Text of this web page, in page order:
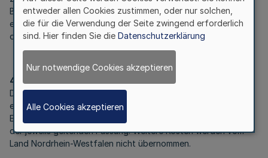
Berufungsperiode aus, so beruft das Ministerium
entsprechend der Vorgaben der Nummer 2 eine Nachfolgerin
oder einen Nachfolger für den Rest der Berufungsperiode.
4
Die Mitglieder des Beirats sind ehrenamtlich tätig. Sie erhalten
eine Entschädigung nach dem Ausschußmitglieder-
Entschädigungsgesetz vom 13. Mai 1958 (
der jeweils geltenden Fassung. Weitere Kosten werden vom
Land Nordrhein-Westfalen nicht übernommen.
entweder allen Cookies zustimmen, oder nur solchen,
die für die Verwendung der Seite zwingend erforderlich
sind. Hier finden Sie die Datenschutzerklärung
Nur notwendige Cookies akzeptieren
Alle Cookies akzeptieren